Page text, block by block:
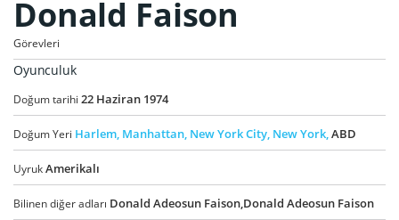
Donald Faison
Görevleri
Oyunculuk
Doğum tarihi 22 Haziran 1974
Doğum Yeri Harlem, Manhattan, New York City, New York,ABD
UyrukAmerikalı
Bilinen diğer adları Donald Adeosun Faison,Donald Adeosun Faison